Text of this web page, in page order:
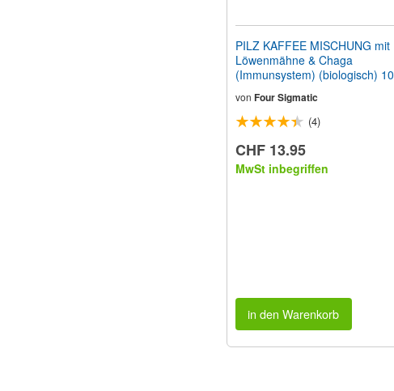
PILZ KAFFEE MISCHUNG mit
Löwenmähne & Chaga
(Immunsystem) (biologisch) 10
von Four Sigmatic
(4)
CHF 13.95
MwSt inbegriffen
in den Warenkorb